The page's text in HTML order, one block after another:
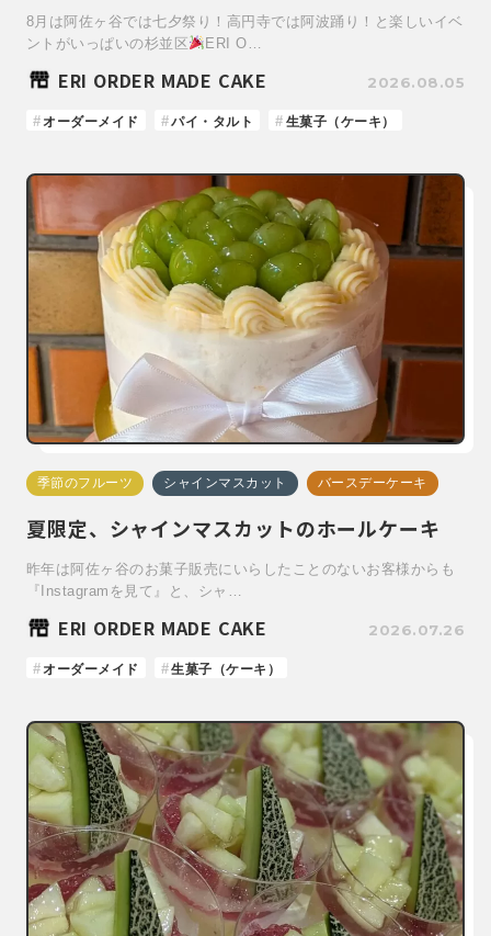
8月は阿佐ヶ谷では七夕祭り！高円寺では阿波踊り！と楽しいイベ
ントがいっぱいの杉並区
ERI O…
ERI ORDER MADE CAKE 2026.08.05
オーダーメイド パイ・タルト 生菓子（ケーキ）
季節のフルーツ シャインマスカット バースデーケーキ
夏限定、シャインマスカットのホールケーキ
昨年は阿佐ヶ谷のお菓子販売にいらしたことのないお客様からも
『Instagramを見て』と、シャ…
ERI ORDER MADE CAKE 2026.07.26
オーダーメイド 生菓子（ケーキ）